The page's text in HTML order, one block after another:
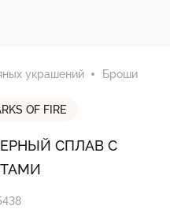
украшений Броши
OF FIRE
СПЛАВ С